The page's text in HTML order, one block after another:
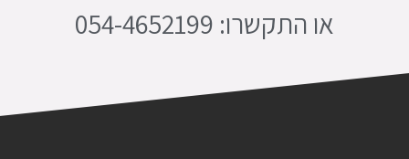
או התקשרו: 054-4652199‏‎